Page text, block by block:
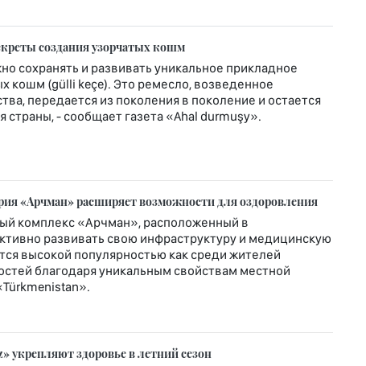
создания узорчатых кошм
сохранять и развивать уникальное прикладное
кошм (gülli keçe). Это ремесло, возведенное
передается из поколения в поколение и остается
страны, - сообщает газета «Ahal durmuşy».
«Арчман» расширяет возможности для оздоровления
комплекс «Арчман», расположенный в
развивать свою инфраструктуру и медицинскую
высокой популярностью как среди жителей
благодаря уникальным свойствам местной
укрепляют здоровье в летний сезон